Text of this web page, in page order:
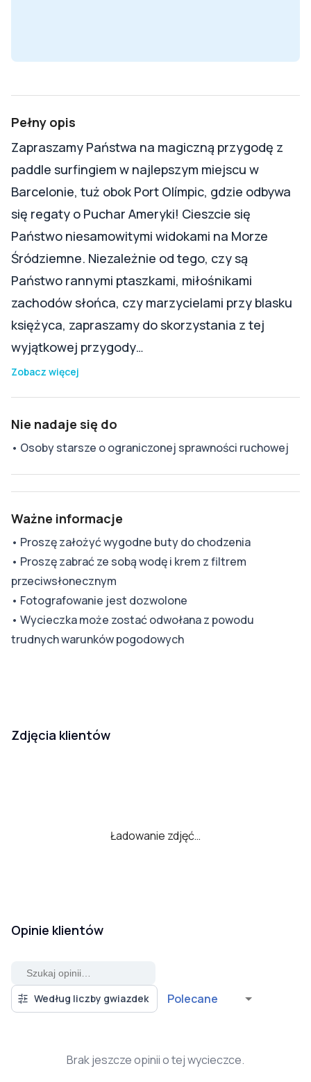
Pełny opis
Zapraszamy Państwa na magiczną przygodę z
paddle surfingiem w najlepszym miejscu w
Barcelonie, tuż obok Port Olímpic, gdzie odbywa
się regaty o Puchar Ameryki! Cieszcie się
Państwo niesamowitymi widokami na Morze
Śródziemne. Niezależnie od tego, czy są
Państwo rannymi ptaszkami, miłośnikami
zachodów słońca, czy marzycielami przy blasku
księżyca, zapraszamy do skorzystania z tej
wyjątkowej przygody…
Zobacz więcej
Nie nadaje się do
• Osoby starsze o ograniczonej sprawności ruchowej
Ważne informacje
• Proszę założyć wygodne buty do chodzenia
• Proszę zabrać ze sobą wodę i krem z filtrem
przeciwsłonecznym
• Fotografowanie jest dozwolone
• Wycieczka może zostać odwołana z powodu
trudnych warunków pogodowych
Zdjęcia klientów
Ładowanie zdjęć…
Opinie klientów
Według liczby gwiazdek Polecane
Brak jeszcze opinii o tej wycieczce.